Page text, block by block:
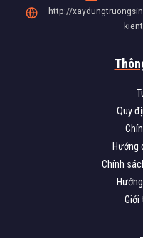
http://
Quy
Hướng
Chính
Giới